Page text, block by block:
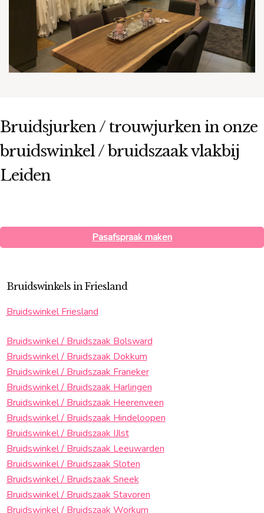
Bruidsjurken / trouwjurken in onze
bruidswinkel / bruidszaak vlakbij
Leiden
Pasafspraak maken
Bruidswinkels in Friesland
Bruidswinkel Friesland
Bruidswinkel / Bruidszaak Bolsward
Bruidswinkel / Bruidszaak Dokkum
Bruidswinkel / Bruidszaak Franeker
Bruidswinkel / Bruidszaak Harlingen
Bruidswinkel / Bruidszaak Heerenveen
Bruidswinkel / Bruidszaak Hindeloopen
Bruidswinkel / Bruidszaak IJlst
Bruidswinkel / Bruidszaak Leeuwarden
Bruidswinkel / Bruidszaak Sloten
Bruidswinkel / Bruidszaak Sneek
Bruidswinkel / Bruidszaak Stavoren
Bruidswinkel / Bruidszaak Workum